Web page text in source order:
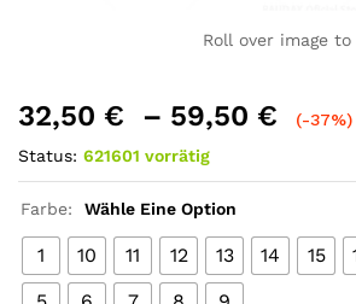
Roll over image
32,50 € – 59,50 €
(-37%)
Status: 621601 vorrätig
Farbe: Wähle Eine Option
1 10 11 12 13 14 15